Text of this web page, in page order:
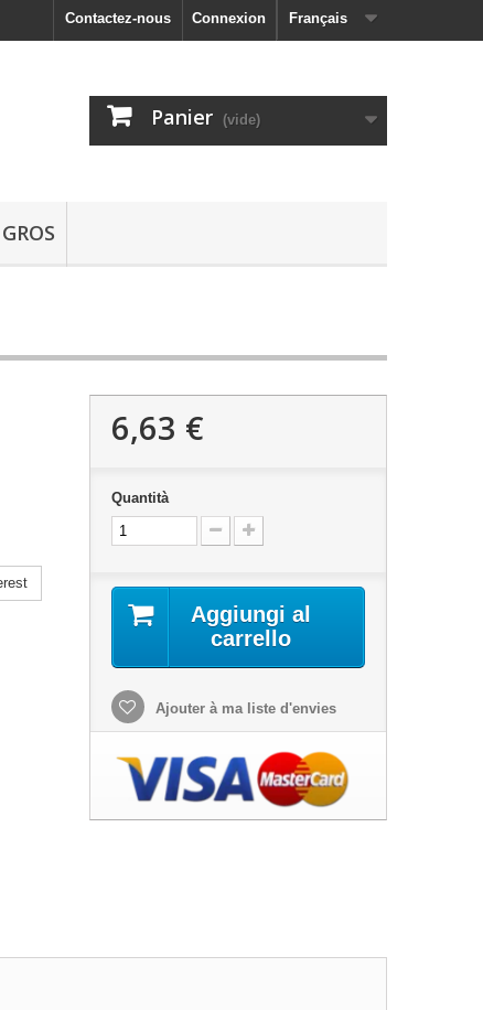
Français
Connexion
Contactez-nous
Panier (vide)
6,63 €
Quantità
Aggiungi al
carrello
Ajouter à ma liste d'envies